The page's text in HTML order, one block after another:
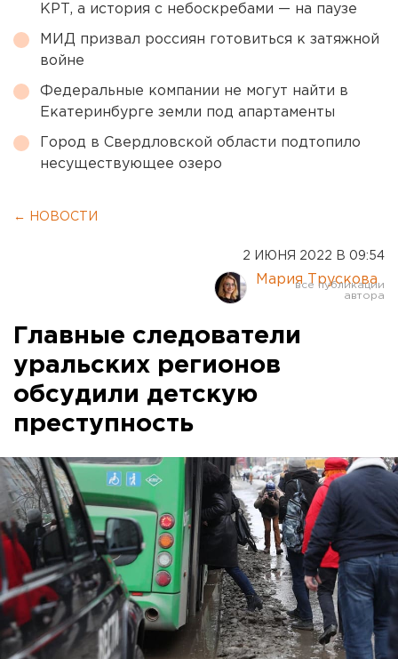
КРТ, а история с небоскребами — на паузе
МИД призвал россиян готовиться к затяжной
войне
Федеральные компании не могут найти в
Екатеринбурге земли под апартаменты
Город в Свердловской области подтопило
несуществующее озеро
← НОВОСТИ
2 ИЮНЯ 2022 В 09:54
Мария Трускова
Главные следователи
уральских регионов
обсудили детскую
преступность